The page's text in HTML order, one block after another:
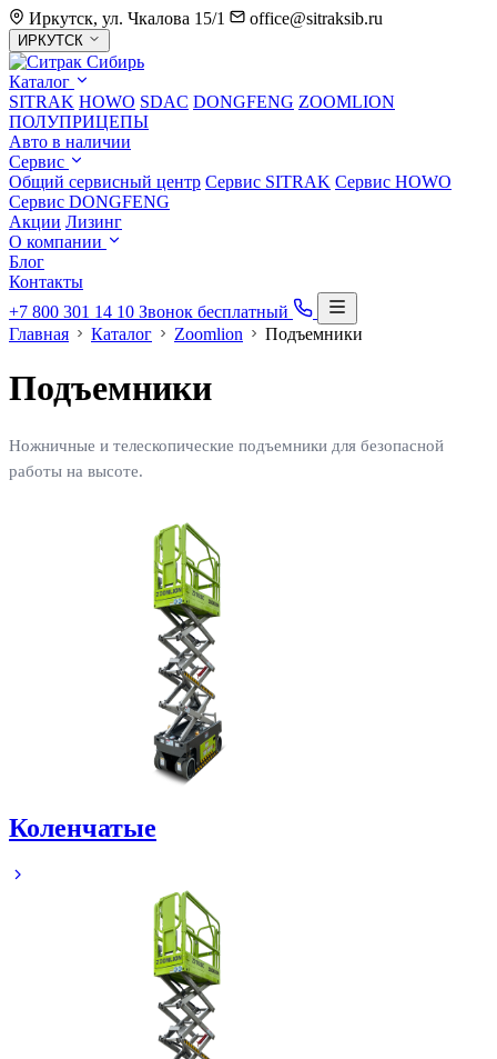
Иркутск, ул. Чкалова 15/1
office@sitraksib.ru
Выбор
города
ИРКУТСК
Каталог
SITRAK HOWO SDAC DONGFENG ZOOMLION
ПОЛУПРИЦЕПЫ
Авто в наличии
Сервис
Общий сервисный центр Сервис SITRAK Сервис HOWO
Сервис DONGFENG
Акции Лизинг
О компании
Блог
Контакты
+7 800 301 14 10 Звонок бесплатный
Главная
Каталог Zoomlion Подъемники
Подъемники
Ножничные и телескопические подъемники для безопасной
работы на высоте.
Коленчатые